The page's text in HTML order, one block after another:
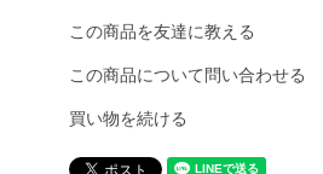
この商品を友達に教える
この商品について問い合わせる
買い物を続ける